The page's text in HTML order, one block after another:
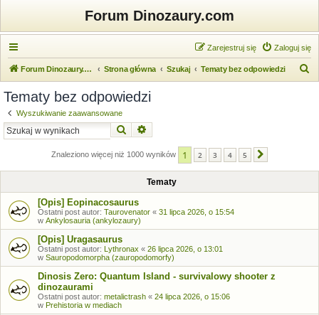
Forum Dinozaury.com
Zaloguj się
Zarejestruj się
Forum Dinozaury.com Strona główna Szukaj Tematy bez odpowiedzi
Tematy bez odpowiedzi
Wyszukiwanie zaawansowane
Szukaj
Znaleziono więcej niż 1000 wyników 1 2 3 4 5
Tematy
[Opis] Eopinacosaurus
Ostatni post autor: Taurovenator « 31 lipca 2026, o 15:54
w Ankylosauria (ankylozaury)
[Opis] Uragasaurus
Ostatni post autor: Lythronax « 26 lipca 2026, o 13:01
w Sauropodomorpha (zauropodomorfy)
Dinosis Zero: Quantum Island - survivalowy shooter z
dinozaurami
Ostatni post autor: metalictrash « 24 lipca 2026, o 15:06
w Prehistoria w mediach